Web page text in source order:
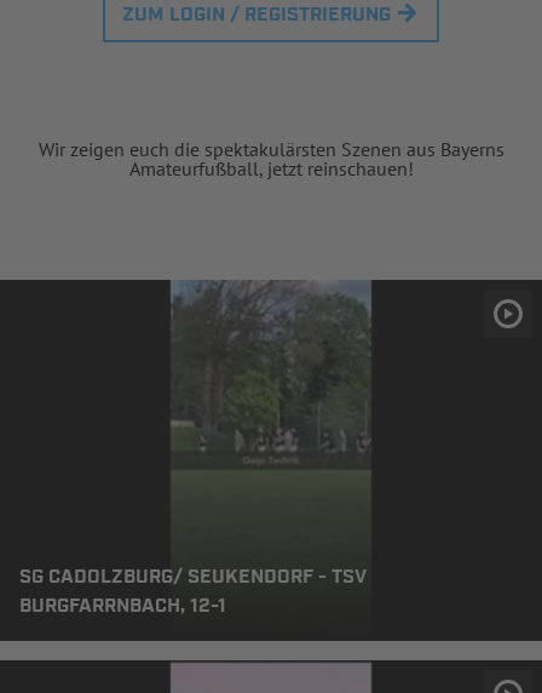
ZUM LOGIN / REGISTRIERUNG
Wir zeigen euch die spektakulärsten Szenen aus Bayerns
Amateurfußball, jetzt reinschauen!
SG CADOLZBURG/ SEUKENDORF - TSV
BURGFARRNBACH, 12-1